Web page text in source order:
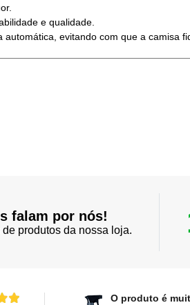
e qualidade.
automática, evitando com que a camisa
falam por nós!
produtos da nossa loja.
O produto é